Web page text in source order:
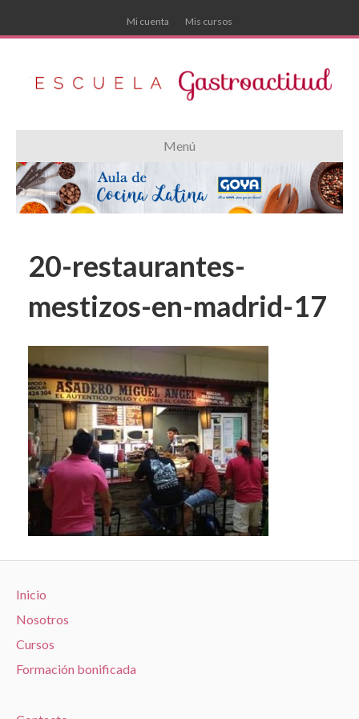
Mi cuenta Mis cursos
Menú
20-restaurantes-
mestizos-en-madrid-17
Inicio
Nosotros
Cursos
Formación bonificada